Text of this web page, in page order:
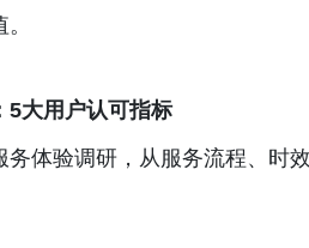
5大用户认可指标
验调研，从服务流程、时